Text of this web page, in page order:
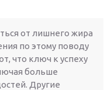
от лишнего жира
по этому поводу
что ключ к успеху
больше
Другие